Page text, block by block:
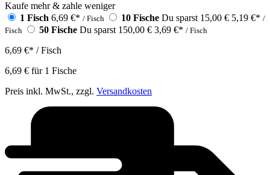
Kaufe mehr & zahle weniger
1 Fisch 6,69 €* / Fisch 10 Fische Du sparst 15,00 € 5,19 €* /
Fisch
50 Fische Du sparst 150,00 € 3,69 €* / Fisch
6,69 €* / Fisch
6,69 € für 1 Fische
Preis inkl. MwSt., zzgl. Versandkosten